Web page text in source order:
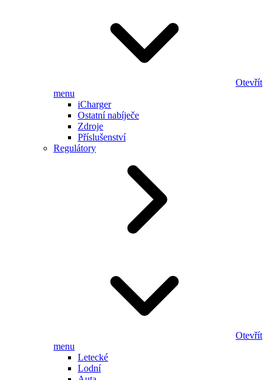
Otevřít
menu
iCharger
Ostatní nabíječe
Zdroje
Příslušenství
Regulátory
Otevřít
menu
Letecké
Lodní